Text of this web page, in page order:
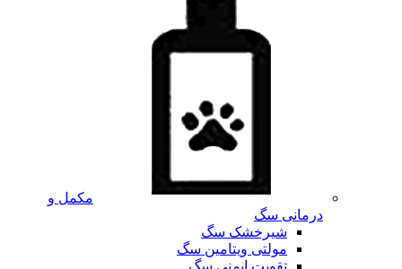
مکمل و
درمانی سگ
شیرخشک سگ
مولتی ویتامین سگ